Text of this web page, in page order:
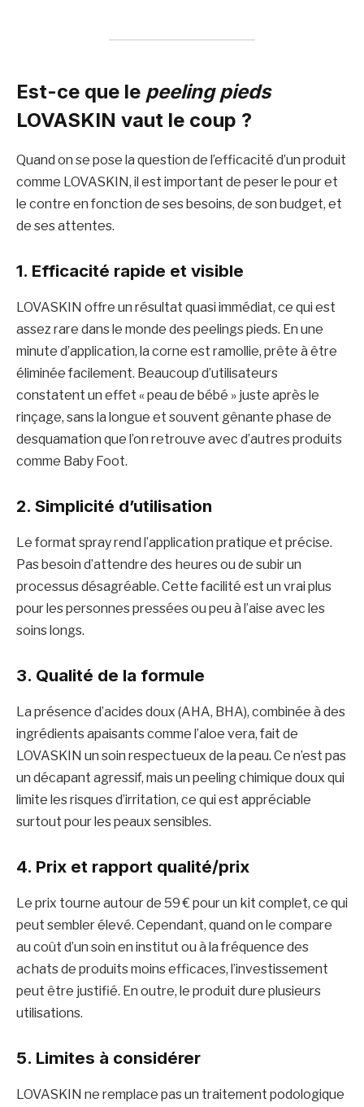
Est-ce que le peeling pieds
LOVASKIN vaut le coup ?
Quand on se pose la question de l’efficacité d’un produit
comme LOVASKIN, il est important de peser le pour et
le contre en fonction de ses besoins, de son budget, et
de ses attentes.
1. Efficacité rapide et visible
LOVASKIN offre un résultat quasi immédiat, ce qui est
assez rare dans le monde des peelings pieds. En une
minute d’application, la corne est ramollie, prête à être
éliminée facilement. Beaucoup d’utilisateurs
constatent un effet « peau de bébé » juste après le
rinçage, sans la longue et souvent gênante phase de
desquamation que l’on retrouve avec d’autres produits
comme Baby Foot.
2. Simplicité d’utilisation
Le format spray rend l’application pratique et précise.
Pas besoin d’attendre des heures ou de subir un
processus désagréable. Cette facilité est un vrai plus
pour les personnes pressées ou peu à l’aise avec les
soins longs.
3. Qualité de la formule
La présence d’acides doux (AHA, BHA), combinée à des
ingrédients apaisants comme l’aloe vera, fait de
LOVASKIN un soin respectueux de la peau. Ce n’est pas
un décapant agressif, mais un peeling chimique doux qui
limite les risques d’irritation, ce qui est appréciable
surtout pour les peaux sensibles.
4. Prix et rapport qualité/prix
Le prix tourne autour de 59 € pour un kit complet, ce qui
peut sembler élevé. Cependant, quand on le compare
au coût d’un soin en institut ou à la fréquence des
achats de produits moins efficaces, l’investissement
peut être justifié. En outre, le produit dure plusieurs
utilisations.
5. Limites à considérer
LOVASKIN ne remplace pas un traitement podologique